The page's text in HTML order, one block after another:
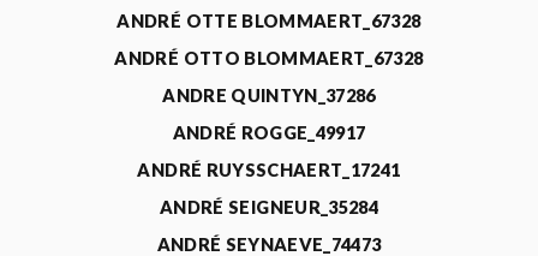
ANDRÉ OTTE BLOMMAERT_67328
ANDRÉ OTTO BLOMMAERT_67328
ANDRE QUINTYN_37286
ANDRÉ ROGGE_49917
ANDRÉ RUYSSCHAERT_17241
ANDRÉ SEIGNEUR_35284
ANDRÉ SEYNAEVE_74473